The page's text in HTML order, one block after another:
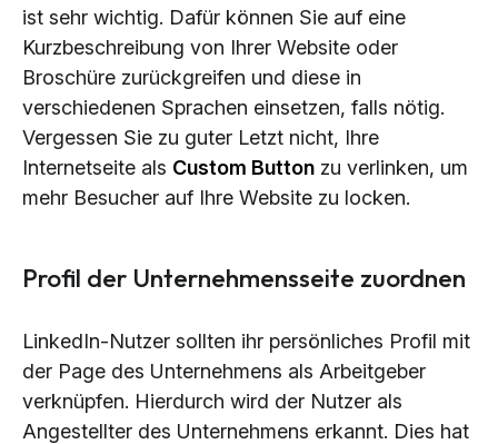
ist sehr wichtig. Dafür können Sie auf eine
Kurzbeschreibung von Ihrer Website oder
Broschüre zurückgreifen und diese in
verschiedenen Sprachen einsetzen, falls nötig.
Vergessen Sie zu guter Letzt nicht, Ihre
Internetseite als Custom Button zu verlinken, um
mehr Besucher auf Ihre Website zu locken.
Profil der Unternehmensseite zuordnen
LinkedIn-Nutzer sollten ihr persönliches Profil mit
der Page des Unternehmens als Arbeitgeber
verknüpfen. Hierdurch wird der Nutzer als
Angestellter des Unternehmens erkannt. Dies hat